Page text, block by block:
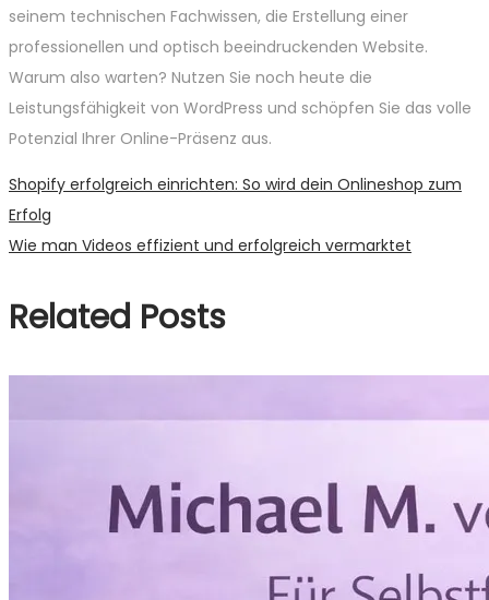
seinem technischen Fachwissen, die Erstellung einer
professionellen und optisch beeindruckenden Website.
Warum also warten? Nutzen Sie noch heute die
Leistungsfähigkeit von WordPress und schöpfen Sie das volle
Potenzial Ihrer Online-Präsenz aus.
Beitragsnavigation
Previous
post:
Shopify erfolgreich einrichten: So wird dein Onlineshop zum
Erfolg
Next
Wie man Videos effizient und erfolgreich vermarktet
Related Posts